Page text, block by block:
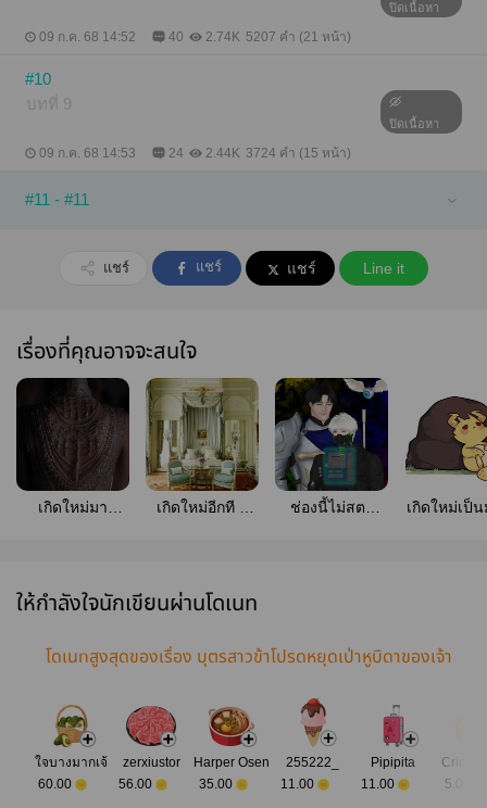
ปิดเนื้อหา
09 ก.ค. 68 14:52 40 2.74K 5207 คำ (21 หน้า)
#10
บทที่ 9
ปิดเนื้อหา
09 ก.ค. 68 14:53 24 2.44K 3724 คำ (15 หน้า)
#11 - #11
แชร์ แชร์ แชร์ Line it
เรื่องที่คุณอาจจะสนใจ
เกิดใหม่มา
เกิดใหม่อีกที ก็
[Mpreg]
ช่องนี้ไม่สตรี
เกิดใหม่เป็
ให้กำลังใจนักเขียนผ่านโดเนท
โดเนทสูงสุดของเรื่อง บุตรสาวข้าโปรดหยุดเป่าหูบิดาของเจ้า
ใจบางมากเจ้
60.00
zerxiustor
56.00
Harper Osen
35.00
255222_
11.00
Pipipita
11.00
5.00